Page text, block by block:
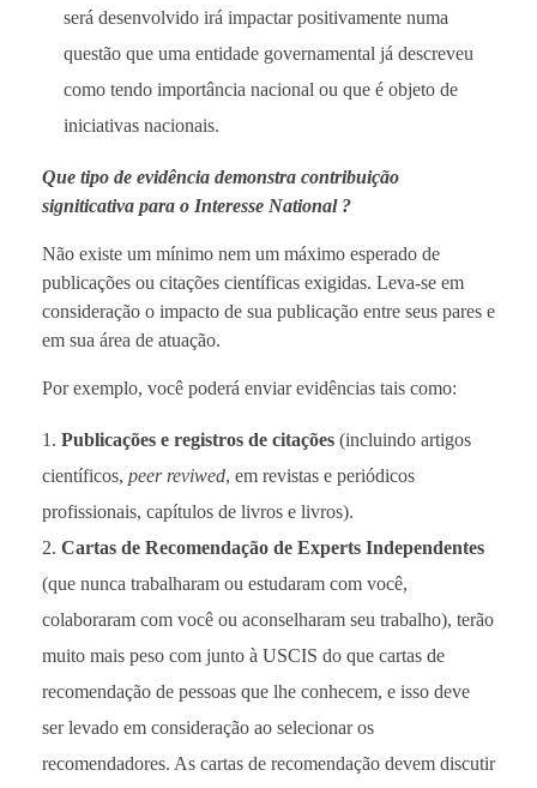
será desenvolvido irá impactar positivamente numa
questão que uma entidade governamental já descreveu
como tendo importância nacional ou que é objeto de
iniciativas nacionais.
Que tipo de evidência demonstra contribuição
signiticativa para o Interesse National ?
Não existe um mínimo nem um máximo esperado de
publicações ou citações científicas exigidas. Leva-se em
consideração o impacto de sua publicação entre seus pares e
em sua área de atuação.
Por exemplo, você poderá enviar evidências tais como:
Publicações e registros de citações (incluindo artigos
científicos, peer reviwed, em revistas e periódicos
profissionais, capítulos de livros e livros).
Cartas de Recomendação de Experts Independentes
(que nunca trabalharam ou estudaram com você,
colaboraram com você ou aconselharam seu trabalho), terão
muito mais peso com junto à USCIS do que cartas de
recomendação de pessoas que lhe conhecem, e isso deve
ser levado em consideração ao selecionar os
recomendadores. As cartas de recomendação devem discutir